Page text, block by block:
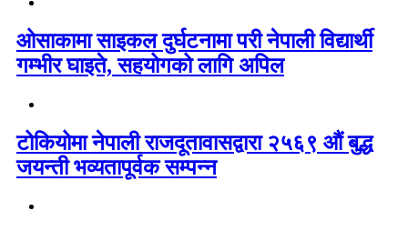
ओसाकामा साइकल दुर्घटनामा परी नेपाली विद्यार्थी
गम्भीर घाइते, सहयोगको लागि अपिल
टोकियोमा नेपाली राजदूतावासद्वारा २५६९ औं बुद्ध
जयन्ती भव्यतापूर्वक सम्पन्न